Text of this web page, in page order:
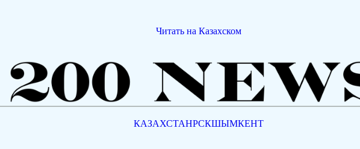
Читать на Казахском
КАЗАХСТАНРСКШЫМКЕНТ